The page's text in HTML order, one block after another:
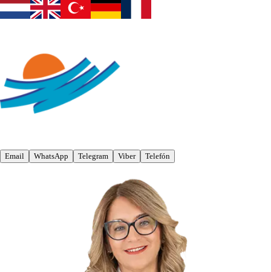
Email WhatsApp Telegram Viber Telefón